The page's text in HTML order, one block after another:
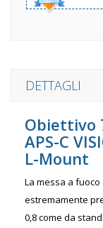
DETTAGLI
Obiettivo
APS-C
L-Mount
La messa a
estremamente
0,8 come da